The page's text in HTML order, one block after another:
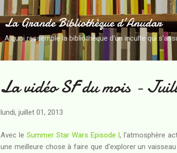
La Grande Bibliothèque d’Anudar
A quoi ressemble la bibliothèque d'un inculte qui
La vidéo SF du mois -
lundi, juillet 01, 2013
Avec le Summer Star Wars Episode I, l'atmosphère
une meilleure chose à faire que d'explorer un